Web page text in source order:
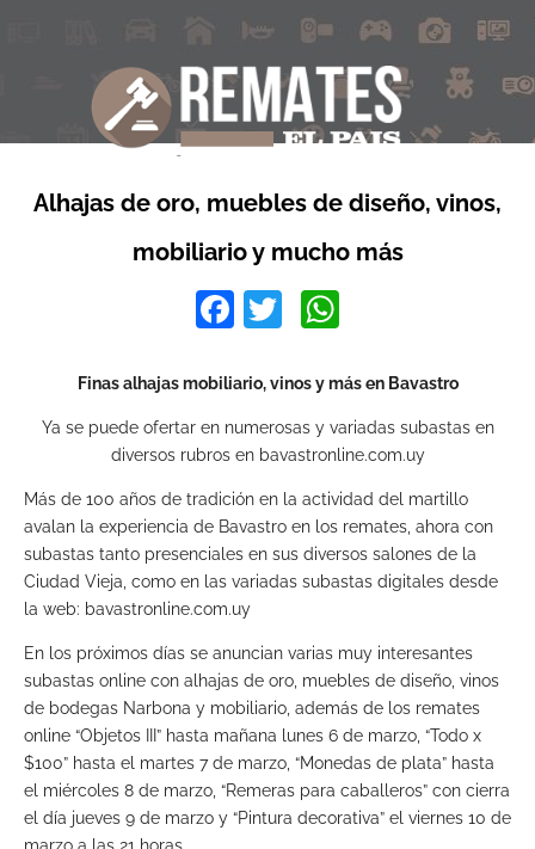
Alhajas de oro, muebles de diseño, vinos,
mobiliario y mucho más
Facebook
Twitter
Finas alhajasmobiliario,vinos y másen Bavastro
Ya se puede ofertar en numerosas y variadas subastas en
diversos rubros en bavastronline.com.uy
Más de 100 años de tradición en la actividad del martillo
avalan la experiencia de Bavastro en los remates, ahora con
subastas tanto presenciales en sus diversos salones de la
Ciudad Vieja, como en las variadas subastas digitales desde
la web: bavastronline.com.uy
En los próximos días se anuncian varias muy interesantes
subastas online con alhajas de oro, muebles de diseño, vinos
de bodegas Narbona y mobiliario, además de los remates
online “Objetos III” hasta mañana lunes 6 de marzo, “Todo x
$100” hasta el martes 7 de marzo, “Monedas de plata” hasta
el miércoles 8 de marzo, “Remeras para caballeros” con cierra
el día jueves 9 de marzo y “Pintura decorativa” el viernes 10 de